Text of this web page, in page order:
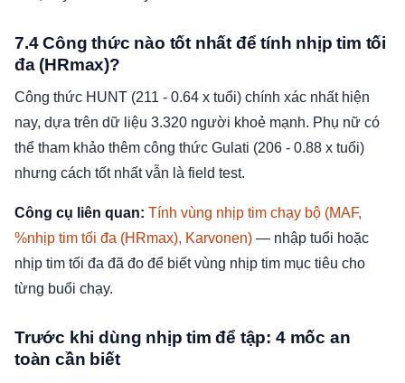
7.4 Công thức nào tốt nhất để tính nhịp tim tối
đa (HRmax)?
Công thức HUNT (211 - 0.64 x tuổi) chính xác nhất hiện
nay, dựa trên dữ liệu 3.320 người khoẻ mạnh. Phụ nữ có
thể tham khảo thêm công thức Gulati (206 - 0.88 x tuổi)
nhưng cách tốt nhất vẫn là field test.
Công cụ liên quan: Tính vùng nhịp tim chạy bộ (MAF,
%nhịp tim tối đa (HRmax), Karvonen) — nhập tuổi hoặc
nhịp tim tối đa đã đo để biết vùng nhịp tim mục tiêu cho
từng buổi chạy.
Trước khi dùng nhịp tim để tập: 4 mốc an
toàn cần biết